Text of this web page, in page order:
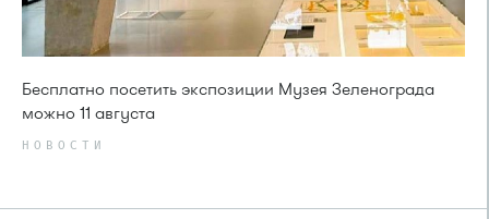
Бесплатно посетить экспозиции Музея Зеленограда
можно 11 августа
НОВОСТИ